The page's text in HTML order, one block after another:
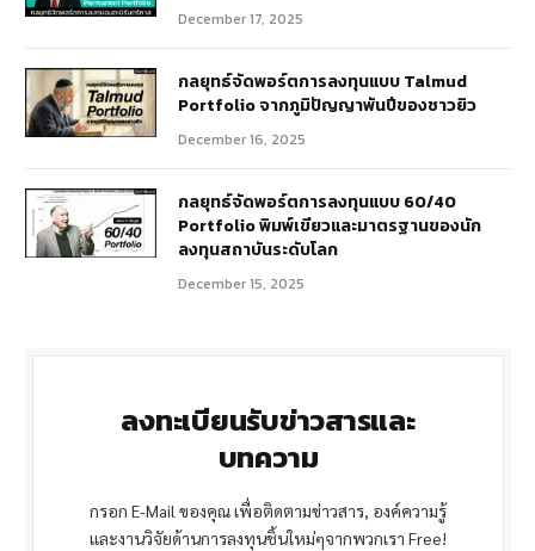
December 17, 2025
กลยุทธ์จัดพอร์ตการลงทุนแบบ Talmud
Portfolio จากภูมิปัญญาพันปีของชาวยิว
December 16, 2025
กลยุทธ์จัดพอร์ตการลงทุนแบบ 60/40
Portfolio พิมพ์เขียวและมาตรฐานของนัก
ลงทุนสถาบันระดับโลก
December 15, 2025
ลงทะเบียนรับข่าวสารและ
บทความ
กรอก E-Mail ของคุณ เพื่อติดตามข่าวสาร, องค์ความรู้
และงานวิจัยด้านการลงทุนชิ้นใหม่ๆจากพวกเรา Free!